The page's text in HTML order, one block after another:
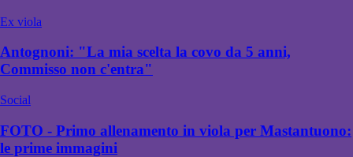
Ex viola
Antognoni: "La mia scelta la covo da 5 anni,
Commisso non c'entra"
Social
FOTO - Primo allenamento in viola per Mastantuono:
le prime immagini